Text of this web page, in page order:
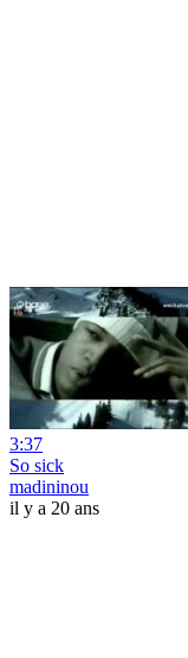
3:37
So sick
madininou
il y a 20 ans